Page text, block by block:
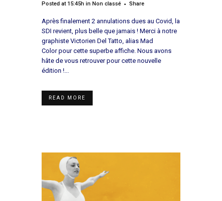
Posted at 15:45h in Non classé Share
Après finalement 2 annulations dues au Covid, la
SDI revient, plus belle que jamais ! Merci à notre
graphiste Victorien Del Tatto, alias Mad
Color pour cette superbe affiche. Nous avons
hâte de vous retrouver pour cette nouvelle
édition !...
READ MORE